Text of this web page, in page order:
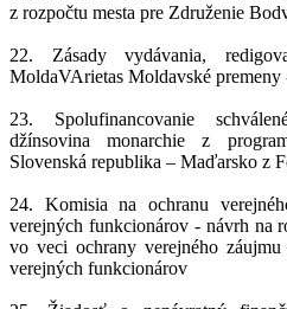
z rozpočtu mesta pre Združenie
22. Zásady vydávania,
MoldaVArietas Moldavské premeny
23. Spolufinancovanie
džínsovina monarchie z
Slovenská republika – Maďarsko z
24. Komisia na ochranu
verejných funkcionárov - návrh na
vo veci ochrany verejného záujmu
verejných funkcionárov